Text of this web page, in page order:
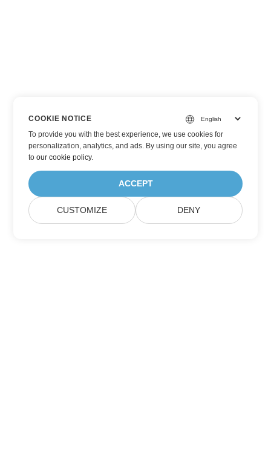
COOKIE NOTICE
To provide you with the best experience, we use cookies for
personalization, analytics, and ads. By using our site, you agree
toour cookie policy.
ACCEPT
CUSTOMIZE DENY